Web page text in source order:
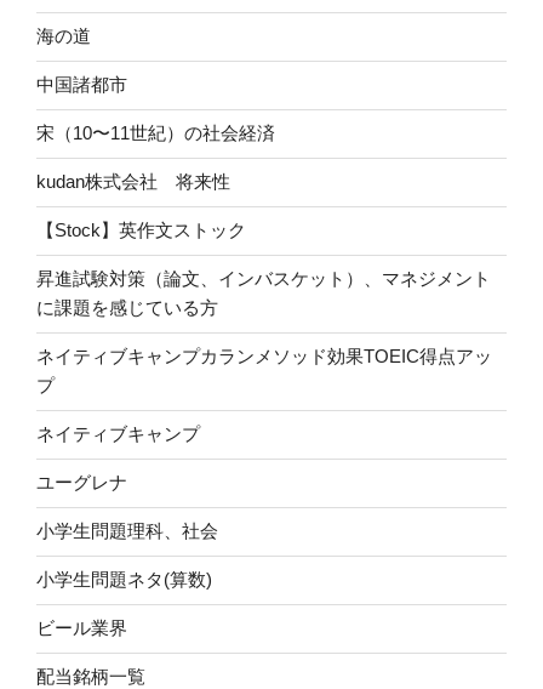
海の道
中国諸都市
宋（10〜11世紀）の社会経済
kudan株式会社 将来性
【Stock】英作文ストック
昇進試験対策（論文、インバスケット）、マネジメント
に課題を感じている方
ネイティブキャンプカランメソッド効果TOEIC得点アッ
プ
ネイティブキャンプ
ユーグレナ
小学生問題理科、社会
小学生問題ネタ(算数)
ビール業界
配当銘柄一覧